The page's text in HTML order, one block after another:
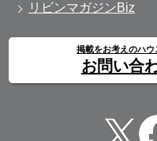
リビンマガジンBiz
掲載をお考えのハ
お問い合